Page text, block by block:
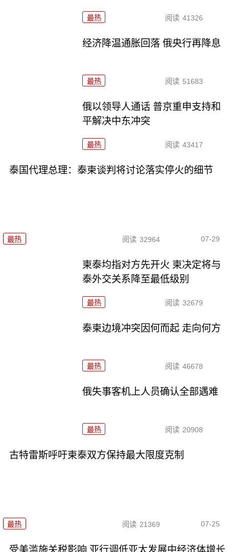
最热 阅读 41326
经济降温通胀回落 俄央行再降息
最热 阅读 51683
俄以领导人通话 普京重申支持和
平解决中东冲突
最热 阅读 43417
泰国代理总理：泰柬谈判将讨论落实停火的细节
最热 阅读 32964 07-29
柬泰均指对方先开火 柬决定将与
泰外交关系降至最低级别
最热 阅读 32679
泰柬边境冲突因何而起 走向何方
最热 阅读 46678
俄失事客机上人员确认全部遇难
最热 阅读 20908
古特雷斯呼吁柬泰双方保持最大限度克制
最热 阅读 21369 07-25
受美滥施关税影响 亚行调低亚太发展中经济体增长